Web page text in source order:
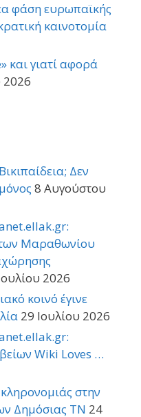
φάση ευρωπαϊκής
καινοτομία
και γιατί αφορά
2026
Δεν
8 Αυγούστου
Μαραθωνίου
2026
κοινό έγινε
29 Ιουλίου 2026
Wiki Loves …
στην
Δημόσιας TN 24